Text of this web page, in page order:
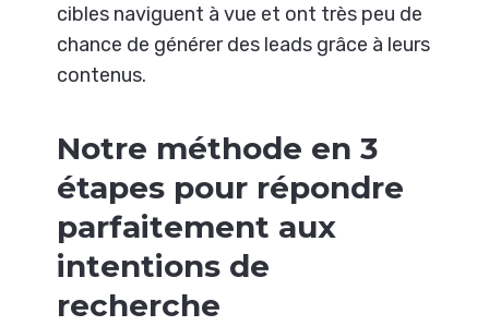
cibles naviguent à vue et ont très peu de
chance de générer des leads grâce à leurs
contenus.
Notre méthode en 3
étapes pour répondre
parfaitement aux
intentions de
recherche